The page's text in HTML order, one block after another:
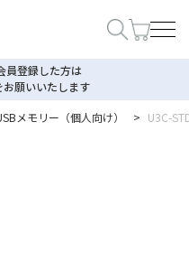
員登録した方は
お願いいたします
メモリー（個人向け） > U3C-